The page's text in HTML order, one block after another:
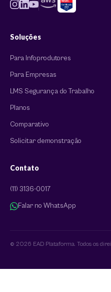
Soluções
Para Infoprodutores
Para Empresas
LMS Segurança do Trabalho
Planos
Comparativo
Solicitar demonstração
Contato
(11) 3136-0017
Falar no WhatsApp
© 2026 EAD Plataforma. Todos os